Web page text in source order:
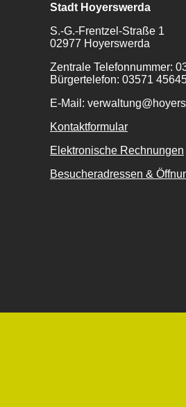
Stadt Hoyerswerda
S.-G.-Frentzel-Straße 1
02977 Hoyerswerda
Zentrale Telefonnummer:
Bürgertelefon: 03571
E-Mail:
Kontaktformular
Elektronische Rechnungen
Besucheradressen &